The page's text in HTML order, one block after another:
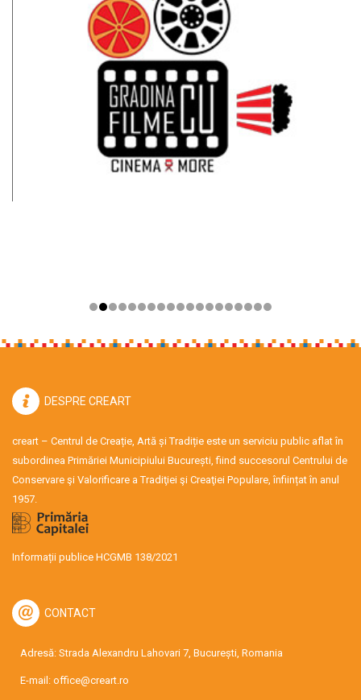
DESPRE CREART
creart – Centrul de Creație, Artă și Tradiție este un serviciu public aflat în
subordinea Primăriei Municipiului București, fiind succesorul Centrului de
Conservare şi Valorificare a Tradiţiei şi Creaţiei Populare, înființat în anul
1957.
Informații publice HCGMB 138/2021
CONTACT
Adresă: Strada Alexandru Lahovari 7, București, Romania
E-mail: office@creart.ro